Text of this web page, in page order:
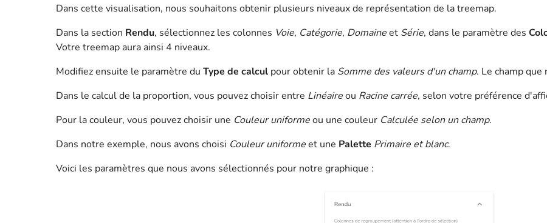
Dans cette visualisation, nous souhaitons obtenir plusieurs niveaux de représentation de la treemap.
Dans la section Rendu, sélectionnez les colonnes Voie, Catégorie, Domaineet Série, dans le paramètre des
Votre treemap aura ainsi 4 niveaux.
Modifiez ensuite le paramètre du Type de calculpour obtenir la Somme des valeurs d'un champ. Le champ
Dans le calcul de la proportion, vous pouvez choisir entre Linéaireou Racine carrée, selon votre préférence
Pour la couleur, vous pouvez choisir une Couleur uniformeou une couleur Calculée selon un champ.
Dans notre exemple, nous avons choisi Couleur uniformeet une Palette Primaire et blanc.
Voici les paramètres que nous avons sélectionnés pour notre graphique :